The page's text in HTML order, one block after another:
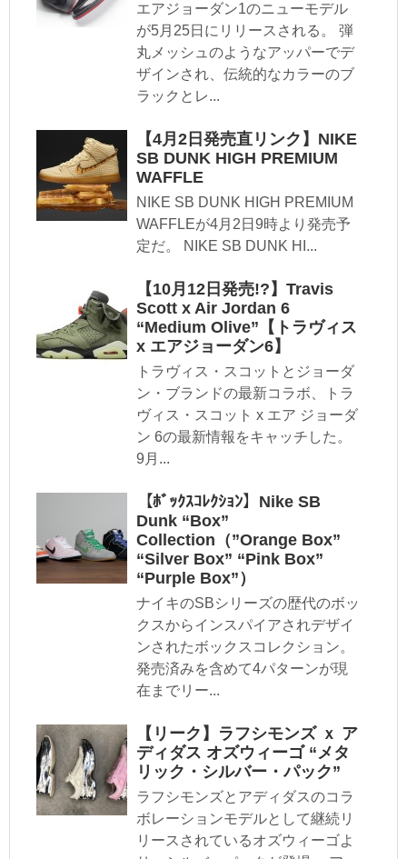
エアジョーダン1のニューモデル
が5月25日にリリースされる。 弾
丸メッシュのようなアッパーでデ
ザインされ、伝統的なカラーのブ
ラックとレ...
【4月2日発売直リンク】NIKE
SB DUNK HIGH PREMIUM
WAFFLE
NIKE SB DUNK HIGH PREMIUM
WAFFLEが4月2日9時より発売予
定だ。 NIKE SB DUNK HI...
【10月12日発売!?】Travis
Scott x Air Jordan 6
“Medium Olive”【トラヴィス
x エアジョーダン6】
トラヴィス・スコットとジョーダ
ン・ブランドの最新コラボ、トラ
ヴィス・スコット x エア ジョーダ
ン 6の最新情報をキャッチした。
9月...
【ﾎﾞｯｸｽｺﾚｸｼｮﾝ】Nike SB
Dunk “Box”
Collection（”Orange Box”
“Silver Box” “Pink Box”
“Purple Box”）
ナイキのSBシリーズの歴代のボッ
クスからインスパイアされデザイ
ンされたボックスコレクション。
発売済みを含めて4パターンが現
在までリー...
【リーク】ラフシモンズ ｘ ア
ディダス オズウィーゴ “メタ
リック・シルバー・パック”
ラフシモンズとアディダスのコラ
ボレーションモデルとして継続リ
リースされているオズウィーゴよ